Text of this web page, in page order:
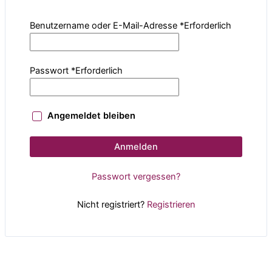
Benutzername oder E-Mail-Adresse *Erforderlich
Passwort *Erforderlich
Angemeldet bleiben
Anmelden
Passwort vergessen?
Nicht registriert? Registrieren